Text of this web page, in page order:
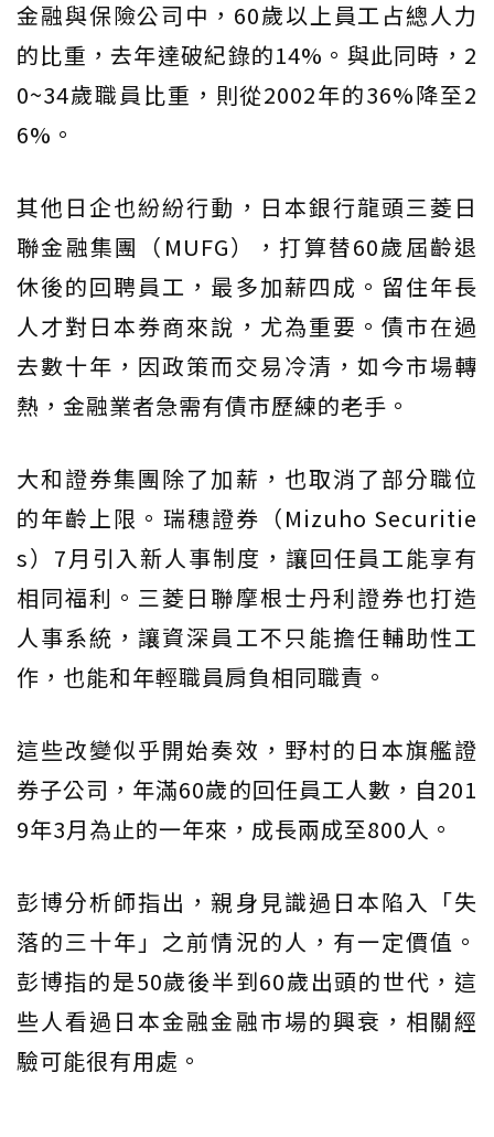
金融與保險公司中，60歲以上員工占總人力
的比重，去年達破紀錄的14%。與此同時，2
0~34歲職員比重，則從2002年的36%降至2
6%。
其他日企也紛紛行動，日本銀行龍頭三菱日
聯金融集團（MUFG），打算替60歲屆齡退
休後的回聘員工，最多加薪四成。留住年長
人才對日本券商來說，尤為重要。債市在過
去數十年，因政策而交易冷清，如今市場轉
熱，金融業者急需有債市歷練的老手。
大和證券集團除了加薪，也取消了部分職位
的年齡上限。瑞穗證券（Mizuho Securitie
s）7月引入新人事制度，讓回任員工能享有
相同福利。三菱日聯摩根士丹利證券也打造
人事系統，讓資深員工不只能擔任輔助性工
作，也能和年輕職員肩負相同職責。
這些改變似乎開始奏效，野村的日本旗艦證
券子公司，年滿60歲的回任員工人數，自201
9年3月為止的一年來，成長兩成至800人。
彭博分析師指出，親身見識過日本陷入「失
落的三十年」之前情況的人，有一定價值。
彭博指的是50歲後半到60歲出頭的世代，這
些人看過日本金融金融市場的興衰，相關經
驗可能很有用處。